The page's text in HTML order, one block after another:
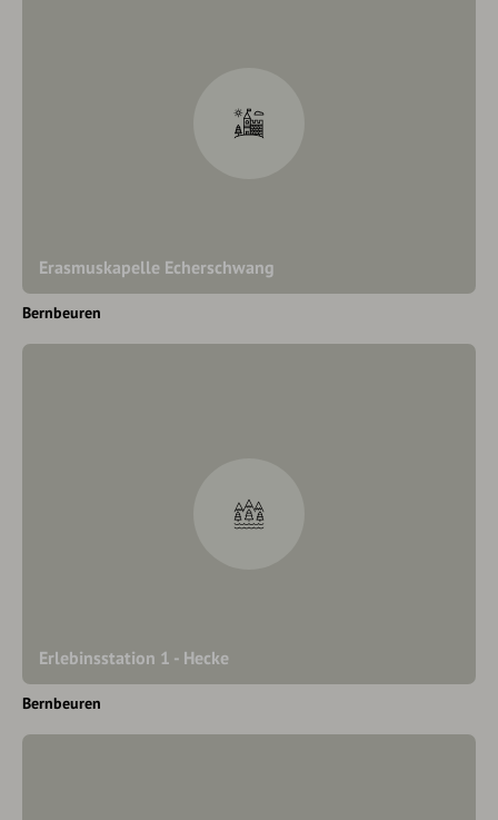
Erasmuskapelle Echerschwang
Bernbeuren
Erlebinsstation 1 - Hecke
Bernbeuren